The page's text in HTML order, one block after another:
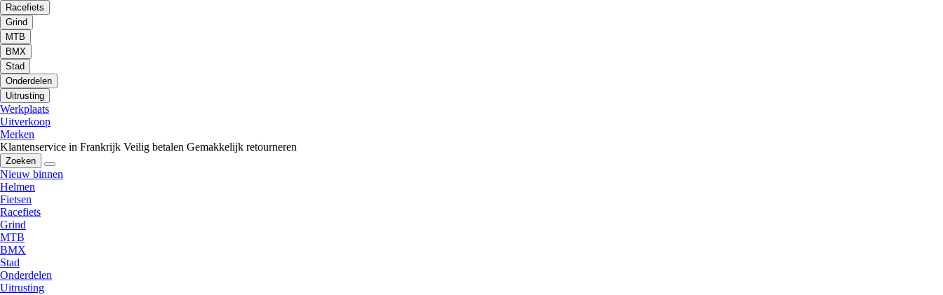
Racefiets
Grind
MTB
BMX
Stad
Onderdelen
Uitrusting
Werkplaats
Uitverkoop
Merken
Klantenservice in Frankrijk Veilig betalen Gemakkelijk retourneren
Zoeken
Nieuw binnen
Helmen
Fietsen
Racefiets
Grind
MTB
BMX
Stad
Onderdelen
Uitrusting